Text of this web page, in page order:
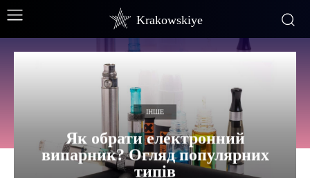
Krakowskiye
ІНШЕ
Як обрати електронний
випарник? Огляд популярних
типів